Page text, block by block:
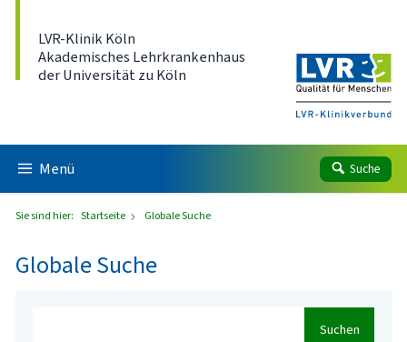
LVR-Klinik Köln
Akademisches Lehrkrankenhaus
der Universität zu Köln
Menü Suche
Sie sind hier: Startseite Globale Suche
Globale Suche
Suchen